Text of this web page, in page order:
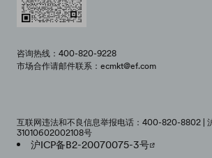
咨询热线：400-820-9228
市场合作请邮件联系：ecmkt@ef.com
互联网违法和不良信息举报电话：400-820-8802 |
31010602002108号
沪ICP备B2-20070075-3号